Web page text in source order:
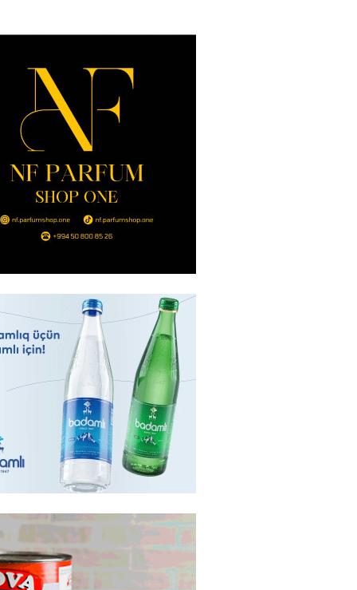
niyə narazıdır?
- 16:15
UNESCO-dakı yeni
kimdir? – DOSYE
- 16:00
- 15:45 94
və Yaroslavldakı
zavodunu vurub
- 15:30 92
Azərbaycanla bağlı tapşırıq
hərəkətə keçdi
Star kartını indi sifariş
komissiyasız